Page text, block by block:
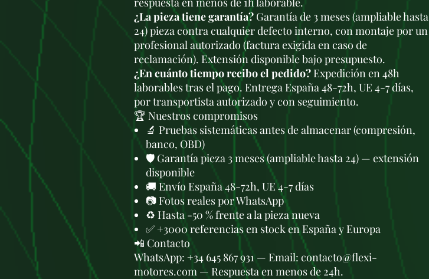
¿La pieza tiene garantía? Garantía de 3 meses (ampliable hasta
24) pieza contra cualquier defecto interno, con montaje por un
profesional autorizado (factura exigida en caso de
reclamación). Extensión disponible bajo presupuesto.
¿En cuánto tiempo recibo el pedido? Expedición en 48h
laborables tras el pago. Entrega España 48-72h, UE 4-7 días,
por transportista autorizado y con seguimiento.
🏆 Nuestros compromisos
🔬 Pruebas sistemáticas antes de almacenar (compresión,
banco, OBD)
🛡️ Garantía pieza 3 meses (ampliable hasta 24) — extensión
disponible
🚚 Envío España 48-72h, UE 4-7 días
📷 Fotos reales por WhatsApp
♻️ Hasta -50 % frente a la pieza nueva
✅ +3000 referencias en stock en España y Europa
📲 Contacto
WhatsApp: +34 645 867 931 — Email: contacto@flexi-
motores.com — Respuesta en menos de 24h.